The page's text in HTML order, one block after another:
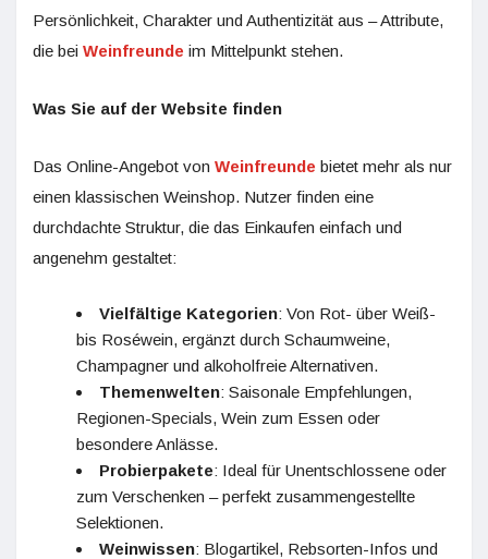
Persönlichkeit, Charakter und Authentizität aus – Attribute,
die bei Weinfreunde im Mittelpunkt stehen.
Was Sie auf der Website finden
Das Online-Angebot von Weinfreunde bietet mehr als nur
einen klassischen Weinshop. Nutzer finden eine
durchdachte Struktur, die das Einkaufen einfach und
angenehm gestaltet:
Vielfältige Kategorien: Von Rot- über Weiß-
bis Roséwein, ergänzt durch Schaumweine,
Champagner und alkoholfreie Alternativen.
Themenwelten: Saisonale Empfehlungen,
Regionen-Specials, Wein zum Essen oder
besondere Anlässe.
Probierpakete: Ideal für Unentschlossene oder
zum Verschenken – perfekt zusammengestellte
Selektionen.
Weinwissen: Blogartikel, Rebsorten-Infos und